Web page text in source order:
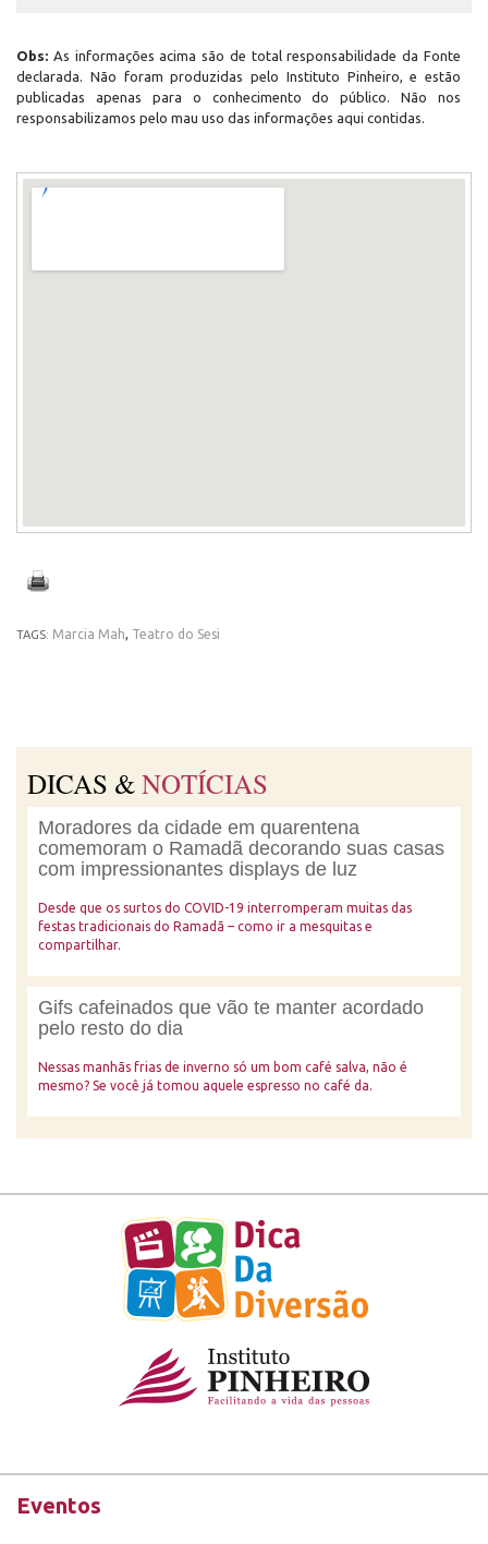
Obs: As informações acima são de total responsabilidade da Fonte
declarada. Não foram produzidas pelo Instituto Pinheiro, e estão
publicadas apenas para o conhecimento do público. Não nos
responsabilizamos pelo mau uso das informações aqui contidas.
TAGS: Marcia Mah, Teatro do Sesi
DICAS &NOTÍCIAS
Moradores da cidade em quarentena
comemoram o Ramadã decorando suas casas
com impressionantes displays de luz
Desde que os surtos do COVID-19 interromperam muitas das
festas tradicionais do Ramadã – como ir a mesquitas e
compartilhar.
Gifs cafeinados que vão te manter acordado
pelo resto do dia
Nessas manhãs frias de inverno só um bom café salva, não é
mesmo? Se você já tomou aquele espresso no café da.
Eventos